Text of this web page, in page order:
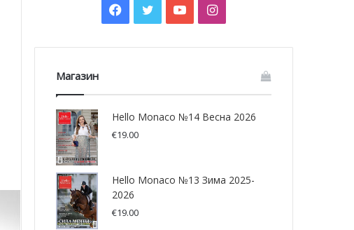
Facebook
TwitterYouTubeInstagram
Магазин
Hello Monaco №14 Весна 2026
€19.00
Hello Monaco №13 Зима 2025-
2026
€19.00